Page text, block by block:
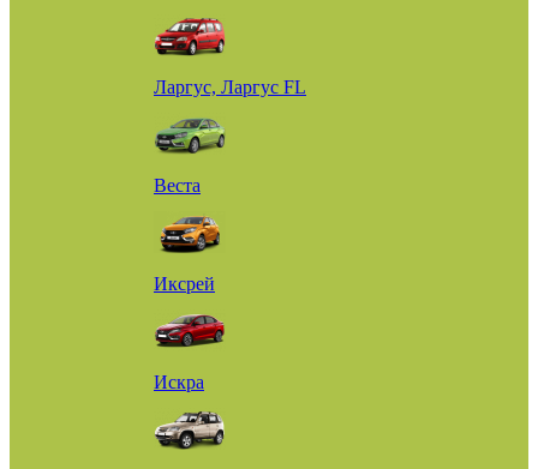
Ларгус, Ларгус FL
Веста
Иксрей
Искра